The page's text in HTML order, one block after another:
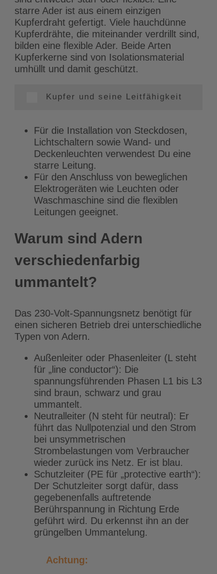
starre Ader ist aus einem einzigen
Kupferdraht gefertigt. Viele hauchdünne
Kupferdrähte, die miteinander verdrillt sind,
bilden eine flexible Ader. Beide Arten
Kupferkerne sind von Isolationsmaterial
umhüllt und damit geschützt.
Kupfer und seine Leitfähigkeit
Für die Installation von Steckdosen,
Lichtschaltern sowie Wand- und
Deckenleuchten verwendest Du eine
starre Leitung.
Für den Anschluss von beweglichen
Elektrogeräten wie Leuchten oder
Waschmaschine sind die flexiblen
Leitungen geeignet.
Warum sind Adern
verschiedenfarbig
ummantelt?
Das 230-Volt-Spannungsnetz benötigt für
einen sicheren Betrieb drei unterschiedliche
Typen von Adern.
Außenleiter oder Phasenleiter (L steht
für „line conductor“): Die
spannungsführenden Phasen L1 bis L3
sind braun, schwarz und grau
ummantelt.
Neutralleiter (N steht für neutral): Er
führt das Nullpotenzial und den Strom
bei unsymmetrischen
Strombelastungen vom Verbraucher
wieder zurück ins Netz. Er ist blau.
Schutzleiter (PE für „protective earth“):
Der Schutzleiter sorgt dafür, dass
gegebenenfalls auftretende
Berührspannung in Richtung Erde
geführt wird. Du erkennst ihn an der
grüngelben Ummantelung.
Achtung: